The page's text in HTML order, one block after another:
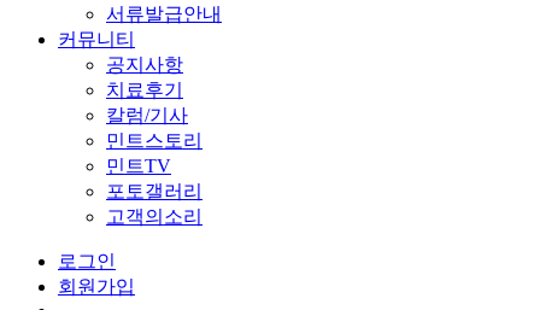
서류발급안내
커뮤니티
공지사항
치료후기
칼럼/기사
민트스토리
민트TV
포토갤러리
고객의소리
로그인
회원가입